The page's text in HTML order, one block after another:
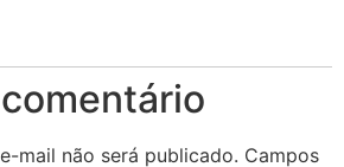
mail não será publicado. Campos